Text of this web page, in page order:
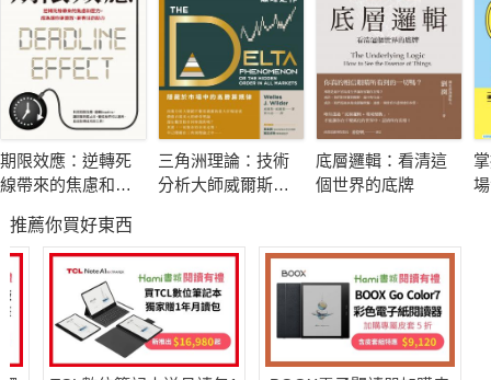
內，以特定的行為模式互相影響。系統可能引起外力觸發、驅
動、衝擊或限制，而系統對於外力的影響，會產生反饋
（feedback）的力量。系統可以是一棵樹、一片森林、一個人、
一座花園、一家公司，甚至一個城市、經濟體、生態系或地球。
當我們了解系統的定義之後就會發現，其實問題無法解決，代表
而不是單一行為。唯有在適當的時機、正確的施力點找到對策，
才能一舉解決。
系統思考就是循環式的整體思考，系統內各部分的連結關係形成
反饋循環，當系統接受輸入之後，輸出結果會再度回到系統中造
期限效應：逆轉死
線帶來的焦慮和壓
效、更專注的助力
三角洲理論：技術
分析大師威爾斯．
底層邏輯：看清這
個世界的底牌
推薦你買好東西